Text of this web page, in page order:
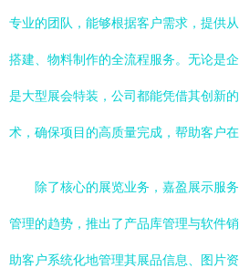
专业的团队，能够根据客户需求，提供
搭建、物料制作的全流程服务。无论是
是大型展会特装，公司都能凭借其创新
术，确保项目的高质量完成，帮助客户在
除了核心的展览业务，嘉盈展示服
管理的趋势，推出了产品库管理与软件
助客户系统化地管理其展品信息、图片